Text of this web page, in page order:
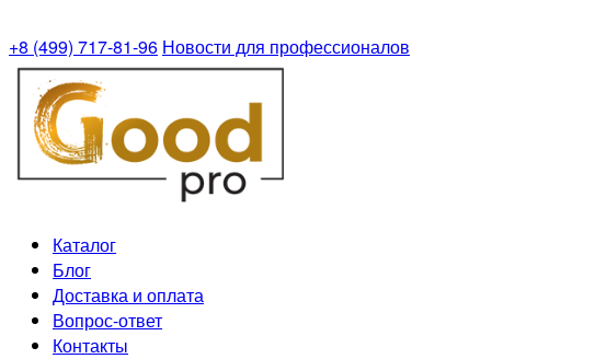
+8 (499) 717-81-96 Новости для профессионалов
Каталог
Блог
Доставка и оплата
Вопрос-ответ
Контакты